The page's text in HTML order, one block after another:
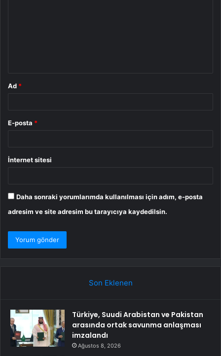
Ad *
E-posta *
İnternet sitesi
Daha sonraki yorumlarımda kullanılması için adım, e-posta
adresim ve site adresim bu tarayıcıya kaydedilsin.
Son Eklenen
Türkiye, Suudi Arabistan ve Pakistan
arasında ortak savunma anlaşması
imzalandı
Ağustos 8, 2026